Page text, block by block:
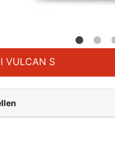
VULCAN S